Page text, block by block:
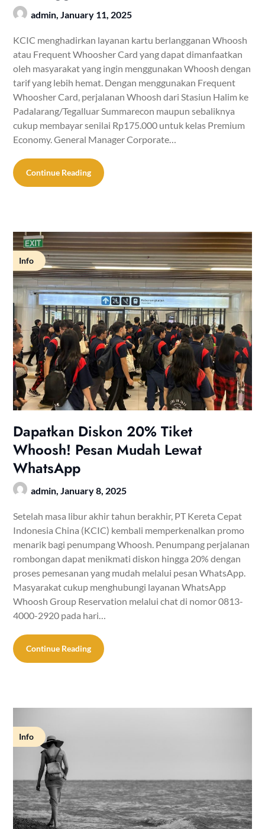
admin,January 11, 2025
KCIC menghadirkan layanan kartu berlangganan Whoosh
atau Frequent Whoosher Card yang dapat dimanfaatkan
oleh masyarakat yang ingin menggunakan Whoosh dengan
tarif yang lebih hemat. Dengan menggunakan Frequent
Whoosher Card, perjalanan Whoosh dari Stasiun Halim ke
Padalarang/Tegalluar Summarecon maupun sebaliknya
cukup membayar senilai Rp175.000 untuk kelas Premium
Economy. General Manager Corporate…
Continue Reading
Info
Dapatkan Diskon 20% Tiket
Whoosh! Pesan Mudah Lewat
WhatsApp
admin,January 8, 2025
Setelah masa libur akhir tahun berakhir, PT Kereta Cepat
Indonesia China (KCIC) kembali memperkenalkan promo
menarik bagi penumpang Whoosh. Penumpang perjalanan
rombongan dapat menikmati diskon hingga 20% dengan
proses pemesanan yang mudah melalui pesan WhatsApp.
Masyarakat cukup menghubungi layanan WhatsApp
Whoosh Group Reservation melalui chat di nomor 0813-
4000-2920 pada hari…
Continue Reading
Info